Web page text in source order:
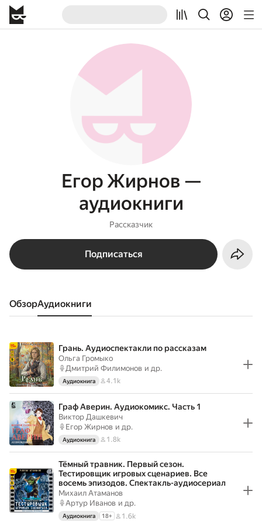
Егор Жирнов —
аудиокниги
Рассказчик
Подписаться
Обзор аудиокниги
Грань. Аудиоспектакли по рассказам
Ольга Громыко
Дмитрий Филимонов и др.
Аудиокнига 4.1k
Граф Аверин. Аудиокомикс. Часть 1
Виктор Дашкевич
Егор Жирнов и др.
Аудиокнига 1.8k
Тёмный травник. Первый сезон.
Тестировщик игровых сценариев. Все
восемь эпизодов. Спектакль-аудиосериал
Михаил Атаманов
Артур Иванов и др.
Аудиокнига 18+ 1.6k